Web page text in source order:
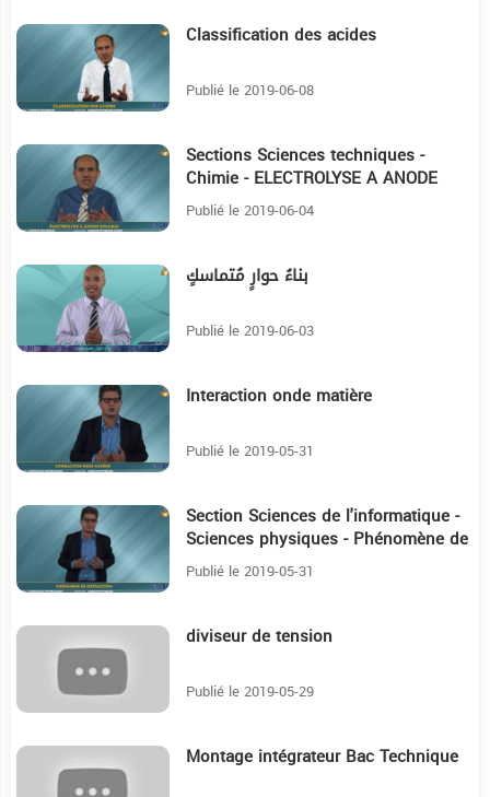
13:35 Classification des acides
Publié le 2019-06-08
Sections Sciences techniques -
Chimie - ELECTROLYSE A ANODE
SOLUBLE
Publié le 2019-06-04
20:25 بناءُ حوارٍ مُتماسكٍ
Publié le 2019-06-03
5:24 Interaction onde matière
Publié le 2019-05-31
6:19 Section Sciences de l'informatique -
Sciences physiques - Phénomène de
Diffraction
Publié le 2019-05-31
diviseur de tension
Publié le 2019-05-29
Montage intégrateur Bac Technique